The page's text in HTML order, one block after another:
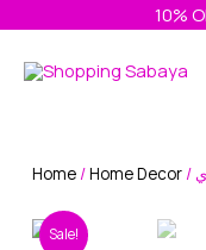
content
10%
Home/Home Decor
Sale!